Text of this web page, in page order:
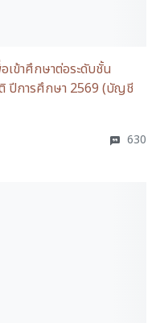
เข้าศึกษาต่อระดับชั้น
ปีการศึกษา 2569 (บัญชี
630